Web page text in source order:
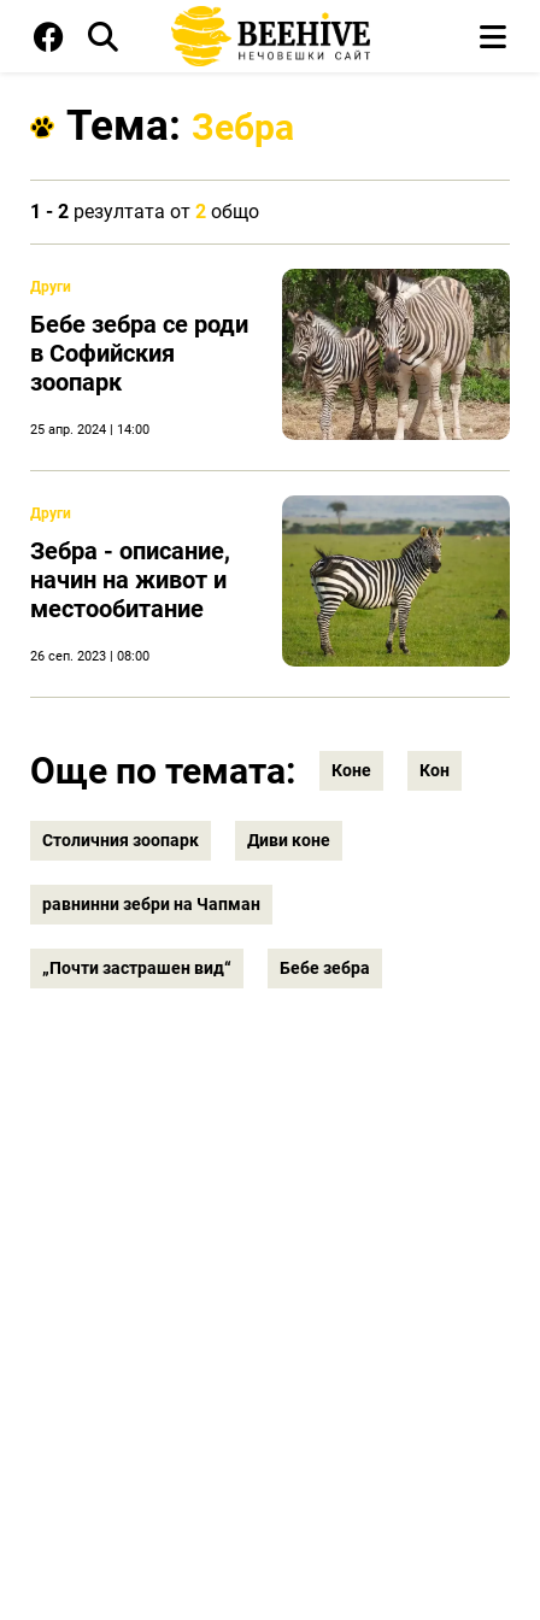
Тема: Зебра
1 - 2 резултата от 2 общо
Други
Бебе зебра се роди
в Софийския
зоопарк
25 апр. 2024 | 14:00
Други
Зебра - oписание,
начин на живот и
местообитание
26 сеп. 2023 | 08:00
Още по темата: Коне Кон
Столичния зоопарк Диви коне
равнинни зебри на Чапман
„Почти застрашен вид“ Бебе зебра